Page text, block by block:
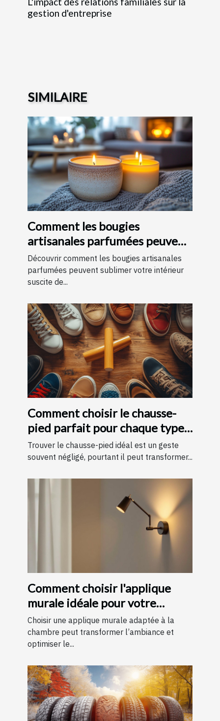
gestion d'entreprise
SIMILAIRE
Comment les bougies
artisanales parfumées peuvent
améliorer votre intérieur
Découvrir comment les bougies artisanales
parfumées peuvent sublimer votre intérieur
suscite de...
Comment choisir le chausse-
pied parfait pour chaque type
de chaussure
Trouver le chausse-pied idéal est un geste
souvent négligé, pourtant il peut transformer...
Comment choisir l'applique
murale idéale pour votre
chambre
Choisir une applique murale adaptée à la
chambre peut transformer l’ambiance et
optimiser le...